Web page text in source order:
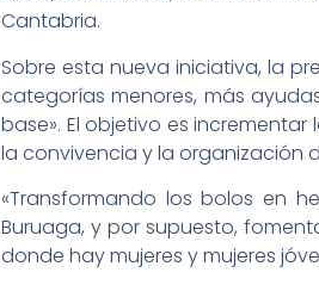
Cantabria.
Sobre esta nueva iniciativa, la
categorías menores, más
base». El objetivo es
la convivencia y la organización
«Transformando los bolos en
Buruaga, y por supuesto,
donde hay mujeres y mujeres